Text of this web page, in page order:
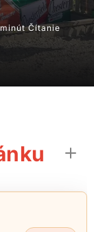
minút Čítanie